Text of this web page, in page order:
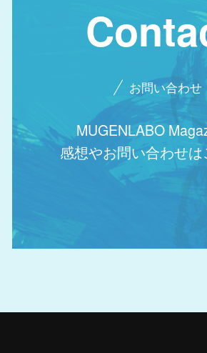
お問い合わせ
MUGENLABO
感想やお問い合わせ